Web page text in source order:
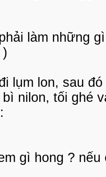
làm những
lụm lon, sau
nilon, tối ghé
gì hong ?